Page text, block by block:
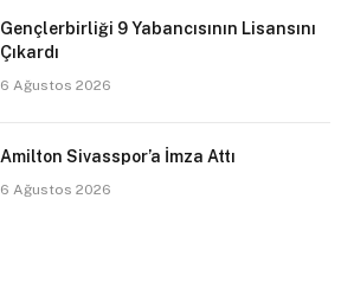
Gençlerbirliği 9 Yabancısının Lisansını
Çıkardı
6 Ağustos 2026
Amilton Sivasspor’a İmza Attı
6 Ağustos 2026